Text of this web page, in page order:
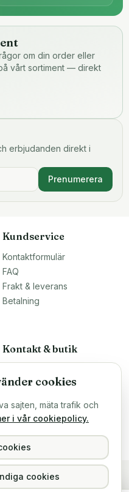
om din order eller
vårt sortiment — direkt
erbjudanden direkt i
Prenumerera
Kundservice
Kontaktformulär
FAQ
Frakt & leverans
Betalning
Kontakt & butik
Malmö, Sverige
ÖPPETTIDER
Mån–Fre 10–16
Hitta hit →
cookies
sajten, mäta trafik och
i vår cookiepolicy.
cookies